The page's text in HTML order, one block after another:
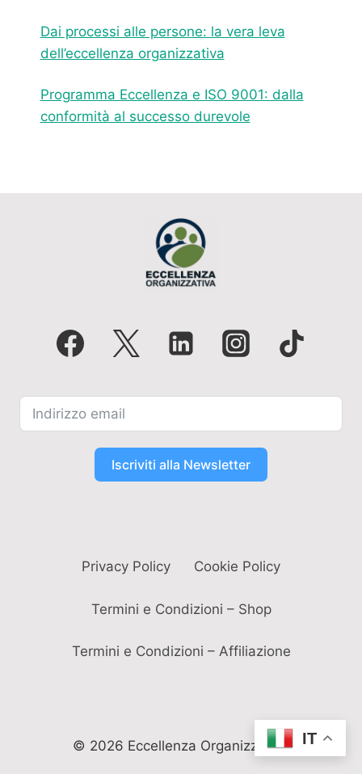
Dai processi alle persone: la vera leva
dell’eccellenza organizzativa
Programma Eccellenza e ISO 9001: dalla
conformità al successo durevole
Iscriviti alla Newsletter
Privacy Policy Cookie Policy
Termini e Condizioni – Shop
Termini e Condizioni – Affiliazione
© 2026 Eccellenza Organizzativa IT